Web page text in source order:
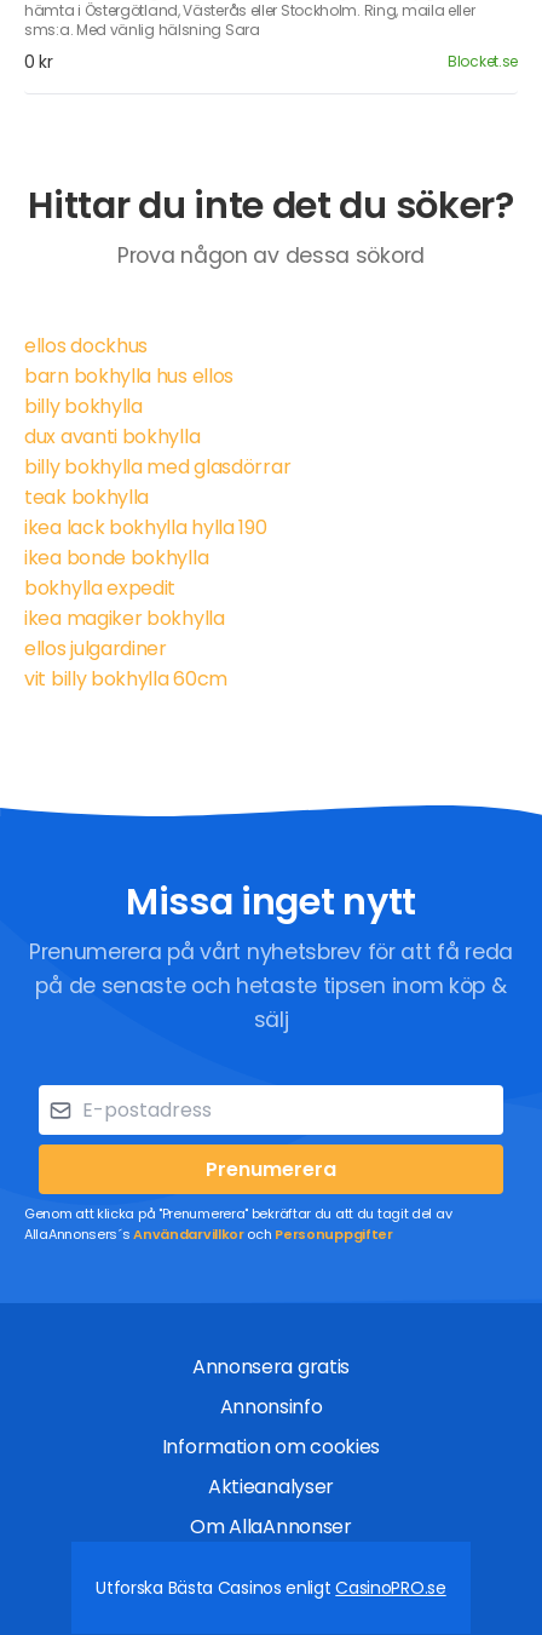
hämta i Östergötland, Västerås eller Stockholm. Ring, maila eller
sms:a. Med vänlig hälsning Sara
0 kr Blocket.se
Hittar du inte det du söker?
Prova någon av dessa sökord
ellos dockhus
barn bokhylla hus ellos
billy bokhylla
dux avanti bokhylla
billy bokhylla med glasdörrar
teak bokhylla
ikea lack bokhylla hylla 190
ikea bonde bokhylla
bokhylla expedit
ikea magiker bokhylla
ellos julgardiner
vit billy bokhylla 60cm
Missa inget nytt
Prenumerera på vårt nyhetsbrev för att få reda
på de senaste och hetaste tipsen inom köp &
sälj
Prenumerera
Genom att klicka på "Prenumerera" bekräftar du att du tagit del av
AllaAnnonsers´sAnvändarvillkoroch Personuppgifter
Annonsera gratis
Annonsinfo
Information om cookies
Aktieanalyser
Om AllaAnnonser
Utforska Bästa Casinos enligtCasinoPRO.se